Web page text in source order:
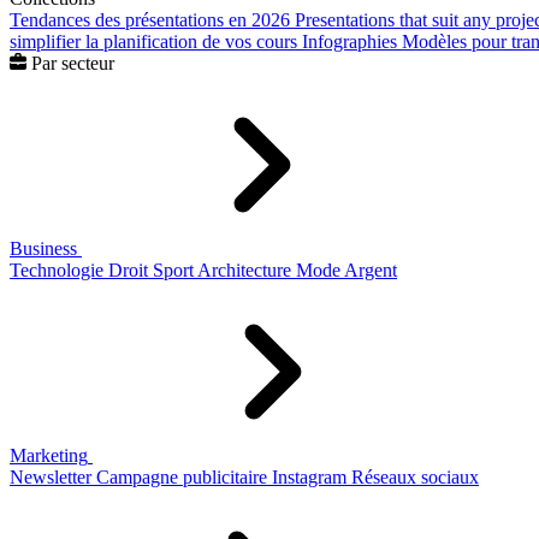
Tendances des présentations en 2026 Presentations that suit any
simplifier la planification de vos cours Infographies Modèles pour
Par secteur
Business
Technologie Droit Sport Architecture Mode Argent
Marketing
Newsletter Campagne publicitaire Instagram Réseaux sociaux